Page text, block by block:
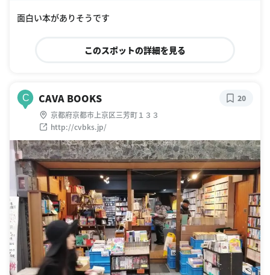
面白い本がありそうです
このスポットの詳細を見る
C CAVA BOOKS
京都府京都市上京区三芳町１３３
http://cvbks.jp/
20